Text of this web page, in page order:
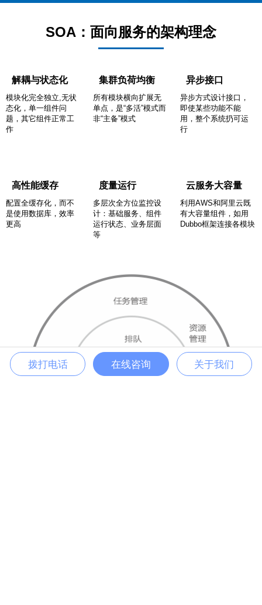
SOA：面向服务的架构理念
解耦与状态化
模块化完全独立,无状
态化，单一组件问
题，其它组件正常工
作
集群负荷均衡
所有模块横向扩展无
单点，是“多活”模式而
非“主备”模式
异步接口
异步方式设计接口，
即使某些功能不能
用，整个系统扔可运
行
高性能缓存
配置全缓存化，而不
是使用数据库，效率
更高
度量运行
多层次全方位监控设
计：基础服务、组件
运行状态、业务层面
等
云服务大容量
利用AWS和阿里云既
有大容量组件，如用
Dubbo框架连接各模块
拨打电话 在线咨询 关于我们